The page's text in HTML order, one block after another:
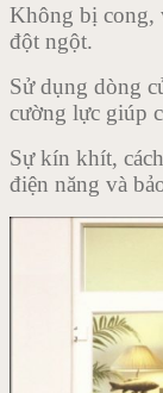
Không bị cong,
đột ngột.
Sử dụng dòng
cường lực giúp
Sự kín khít,
điện năng và